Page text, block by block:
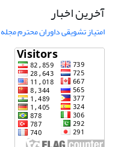
آخرین اخبار
امتیاز تشویقی داوران محترم مجله